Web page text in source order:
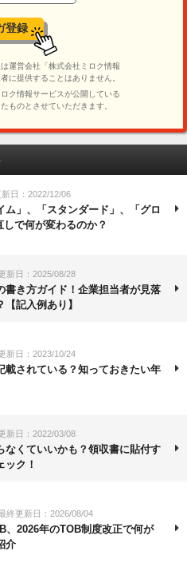
日：2022/12/06
ム」、「スタンダード」、「グロ
で何が変わるのか？
新日：2025/08/28
書き方ガイド！企業担当者が見落
記入例あり】
新日：2023/10/24
載されている？知っておきたい年
新日：2022/03/08
なくていいかも？領収書に貼付す
ック！
終更新日：2026/08/04
、2026年のTOB制度改正で何が
介